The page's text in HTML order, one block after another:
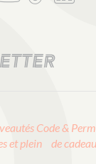
Code &
et plein de